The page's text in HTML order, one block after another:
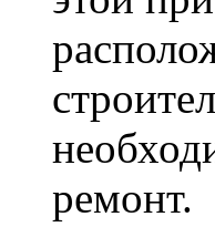
ремонт.